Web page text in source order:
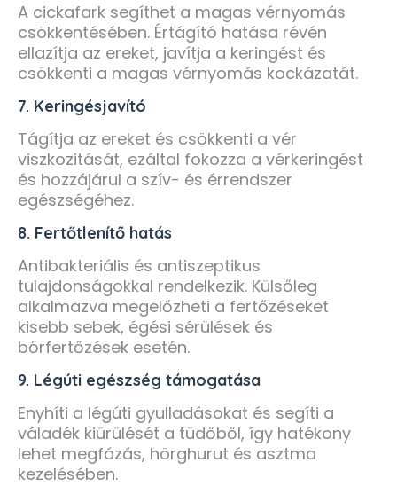
A cickafark segíthet a magas vérnyomás
csökkentésében. Értágító hatása révén
ellazítja az ereket, javítja a keringést és
csökkenti a magas vérnyomás kockázatát.
7. Keringésjavító
Tágítja az ereket és csökkenti a vér
viszkozitását, ezáltal fokozza a vérkeringést
és hozzájárul a szív- és érrendszer
egészségéhez.
8. Fertőtlenítő hatás
Antibakteriális és antiszeptikus
tulajdonságokkal rendelkezik. Külsőleg
alkalmazva megelőzheti a fertőzéseket
kisebb sebek, égési sérülések és
bőrfertőzések esetén.
9. Légúti egészség támogatása
Enyhíti a légúti gyulladásokat és segíti a
váladék kiürülését a tüdőből, így hatékony
lehet megfázás, hörghurut és asztma
kezelésében.